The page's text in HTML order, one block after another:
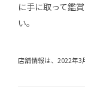
に手に取って鑑
い。
店舗情報は、2022年3